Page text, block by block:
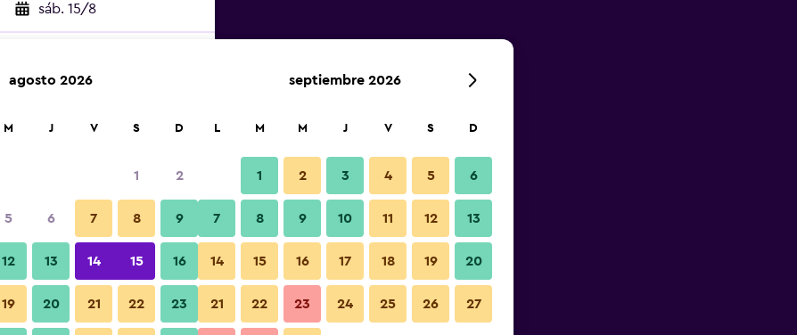
sáb. 15/8
Ver precios
agosto 2026
M J V S D
1 2
5 6 7 8 9
12 13 14 15 16
19 20 21 22 23
septiembre 2026
L M M J V S D
1 2 3 4 5 6
7 8 9 10 11 12 13
14 15 16 17 18 19 20
21 22 23 24 25 26 27